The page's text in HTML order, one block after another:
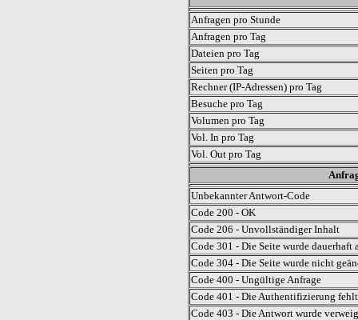
Anfragen pro Stunde
Anfragen pro Tag
Dateien pro Tag
Seiten pro Tag
Rechner (IP-Adressen) pro Tag
Besuche pro Tag
Volumen pro Tag
Vol. In pro Tag
Vol. Out pro Tag
Unbekannter Antwort-Code
Code 200 - OK
Code 206 - Unvollständiger Inhalt
Code 301 - Die Seite wurde dauerhaft
Code 304 - Die Seite wurde nicht
Code 400 - Ungültige Anfrage
Code 401 - Die Authentifizierung
Code 403 - Die Antwort wurde